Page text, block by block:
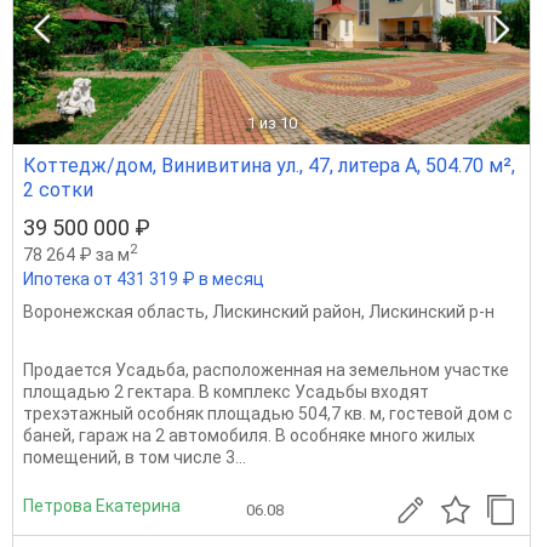
1 из 10
Коттедж/дом, Винивитина ул., 47, литера А, 504.70 м²,
2 сотки
39 500 000 ₽
78 264 ₽ за м2
Ипотека от 431 319 ₽ в месяц
Воронежская область, Лискинский район, Лискинский р-н
Продается Усадьба, расположенная на земельном участке
площадью 2 гектара. В комплекс Усадьбы входят
трехэтажный особняк площадью 504,7 кв. м, гостевой дом с
баней, гараж на 2 автомобиля. В особняке много жилых
помещений, в том числе 3...
Петрова Екатерина 06.08